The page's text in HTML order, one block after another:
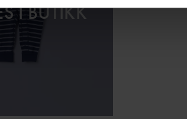
I BUTIKK